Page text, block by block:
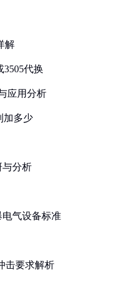
解
3505代换
应用分析
加多少
与分析
气设备标准
击要求解析